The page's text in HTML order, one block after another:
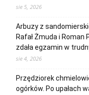
sie 5, 2026
Arbuzy z
Rafał Żmuda i
zdała egzamin w
sie 4, 2026
Przędziorek
ogórków. Po upałach